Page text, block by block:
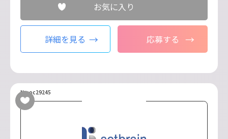
お気に入り
詳細を見る 応募する
No.oc29245